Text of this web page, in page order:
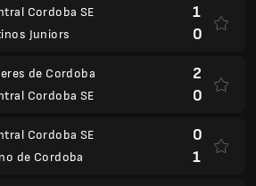
Cordoba SE
Juniors
1
0
de Cordoba
Cordoba SE
2
0
Cordoba SE
de Cordoba
0
1